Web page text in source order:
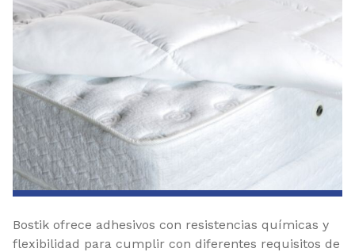
Bostik ofrece adhesivos con resistencias químicas y
flexibilidad para cumplir con diferentes requisitos de